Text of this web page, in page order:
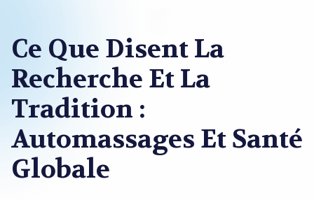
Ce Que Disent La
Recherche Et La
Tradition :
Automassages Et Santé
Globale